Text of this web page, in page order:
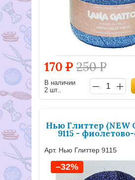
170 Р 250Р
В наличии
2 шт..
Нью Глиттер (NEW
9115 -
Арт. Нью Глиттер 9115
–32%